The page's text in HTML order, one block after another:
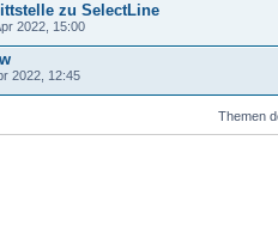
zu SelectLine
2022, 15:00
2022, 12:45
Themen